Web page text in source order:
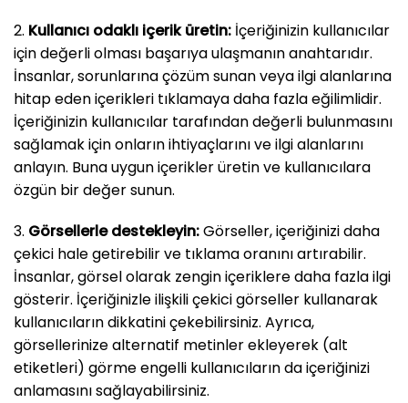
2. Kullanıcı odaklı içerik üretin: İçeriğinizin kullanıcılar
için değerli olması başarıya ulaşmanın anahtarıdır.
İnsanlar, sorunlarına çözüm sunan veya ilgi alanlarına
hitap eden içerikleri tıklamaya daha fazla eğilimlidir.
İçeriğinizin kullanıcılar tarafından değerli bulunmasını
sağlamak için onların ihtiyaçlarını ve ilgi alanlarını
anlayın. Buna uygun içerikler üretin ve kullanıcılara
özgün bir değer sunun.
3. Görsellerle destekleyin:Görseller, içeriğinizi daha
çekici hale getirebilir ve tıklama oranını artırabilir.
İnsanlar, görsel olarak zengin içeriklere daha fazla ilgi
gösterir. İçeriğinizle ilişkili çekici görseller kullanarak
kullanıcıların dikkatini çekebilirsiniz. Ayrıca,
görsellerinize alternatif metinler ekleyerek (alt
etiketleri) görme engelli kullanıcıların da içeriğinizi
anlamasını sağlayabilirsiniz.